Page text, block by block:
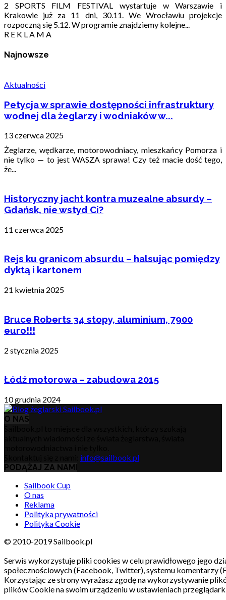
2 SPORTS FILM FESTIVAL wystartuje w Warszawie i
Krakowie już za 11 dni, 30.11. We Wrocławiu projekcje
rozpoczną się 5.12. W programie znajdziemy kolejne...
R E K L A M A
Najnowsze
Aktualności
Petycja w sprawie dostępności infrastruktury
wodnej dla żeglarzy i wodniaków w...
13 czerwca 2025
Żeglarze, wędkarze, motorowodniacy, mieszkańcy Pomorza i
nie tylko — to jest WASZA sprawa! Czy też macie dość tego,
że...
Historyczny jacht kontra muzealne absurdy –
Gdańsk, nie wstyd Ci?
11 czerwca 2025
Rejs ku granicom absurdu – halsując pomiędzy
dyktą i kartonem
21 kwietnia 2025
Bruce Roberts 34 stopy, aluminium, 7900
euro!!!
2 stycznia 2025
Łódź motorowa – zabudowa 2015
10 grudnia 2024
O NAS
info@sailbook.pl
PODĄŻAJ ZA NAMI
Sailbook Cup
O nas
Reklama
Polityka prywatności
Polityka Cookie
© 2010-2019 Sailbook.pl
Serwis wykorzystuje pliki cookies w celu prawidłowego jego
społecznościowych (Facebook, Twitter), systemu komentarzy
Korzystając ze strony wyrażasz zgodę na wykorzystywanie
plików Cookie na swoim urządzeniu w ustawieniach